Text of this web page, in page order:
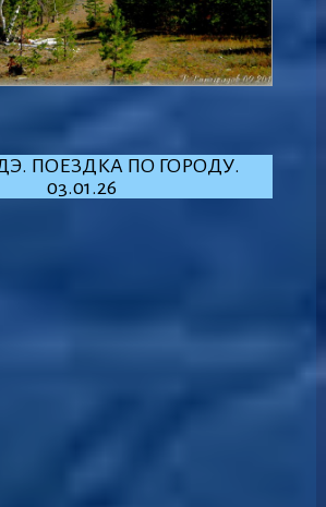
ПОЕЗДКА ПО ГОРОДУ.
03.01.26